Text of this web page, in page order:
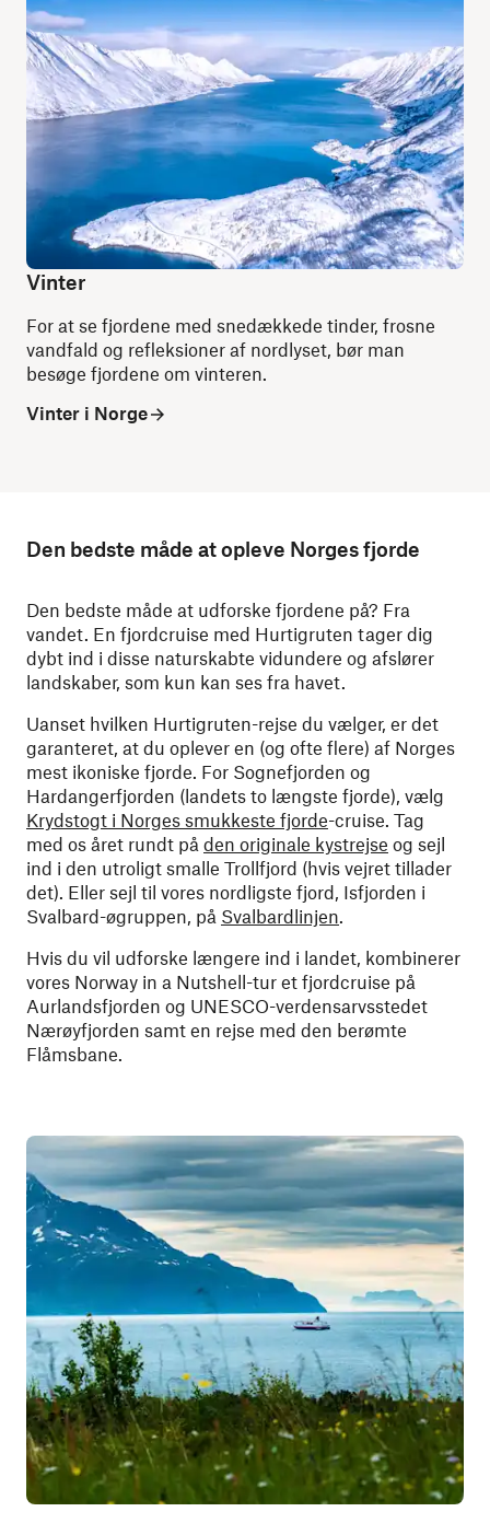
Vinter
For at se fjordene med snedækkede tinder, frosne
vandfald og refleksioner af nordlyset, bør man
besøge fjordene om vinteren.
Vinter i Norge
Den bedste måde at opleve Norges fjorde
Den bedste måde at udforske fjordene på? Fra
vandet. En fjordcruise med Hurtigruten tager dig
dybt ind i disse naturskabte vidundere og afslører
landskaber, som kun kan ses fra havet.
Uanset hvilken Hurtigruten-rejse du vælger, er det
garanteret, at du oplever en (og ofte flere) af Norges
mest ikoniske fjorde. For Sognefjorden og
Hardangerfjorden (landets to længste fjorde), vælg
Krydstogt i Norges smukkeste fjorde-cruise. Tag
med os året rundt på den originale kystrejse og sejl
ind i den utroligt smalle Trollfjord (hvis vejret tillader
det). Eller sejl til vores nordligste fjord, Isfjorden i
Svalbard-øgruppen, på Svalbardlinjen.
Hvis du vil udforske længere ind i landet, kombinerer
vores Norway in a Nutshell-tur et fjordcruise på
Aurlandsfjorden og UNESCO-verdensarvsstedet
Nærøyfjorden samt en rejse med den berømte
Flåmsbane.